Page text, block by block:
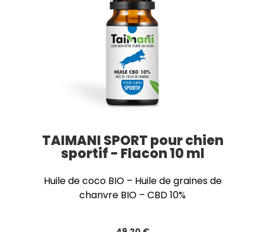
TAIMANI SPORT pour chien
sportif - Flacon 10 ml
Huile de coco BIO – Huile de graines de
chanvre BIO – CBD 10%